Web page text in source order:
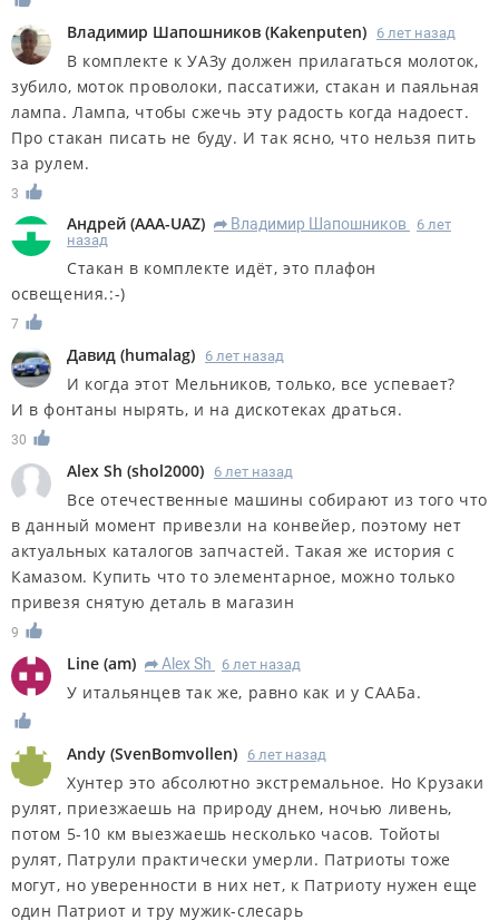
Владимир Шапошников (Kakenputen) 6 лет назад
В комплекте к УАЗу должен прилагаться молоток,
зубило, моток проволоки, пассатижи, стакан и паяльная
лампа. Лампа, чтобы сжечь эту радость когда надоест.
Про стакан писать не буду. И так ясно, что нельзя пить
за рулем.
3
Андрей (AAA-UAZ) R Владимир Шапошников
6 лет
назад
Стакан в комплекте идёт, это плафон
освещения.:-)
7
Дaвид (humalag) 6 лет назад
И когда этот Мельников, только, все успевает?
И в фонтаны нырять, и на дискотеках драться.
30
Alex Sh (shol2000) 6 лет назад
Все отечественные машины собирают из того что
в данный момент привезли на конвейер, поэтому нет
актуальных каталогов запчастей. Такая же история с
Камазом. Купить что то элементарное, можно только
привезя снятую деталь в магазин
9
Line (am) R Alex Sh 6 лет назад
У итальянцев так же, равно как и у СААБа.
Andy (SvenBomvollen) 6 лет назад
Хунтер это абсолютно экстремальное. Но Крузаки
рулят, приезжаешь на природу днем, ночью ливень,
потом 5-10 км выезжаешь несколько часов. Тойоты
рулят, Патрули практически умерли. Патриоты тоже
могут, но уверенности в них нет, к Патриоту нужен еще
один Патриот и тру мужик-слесарь